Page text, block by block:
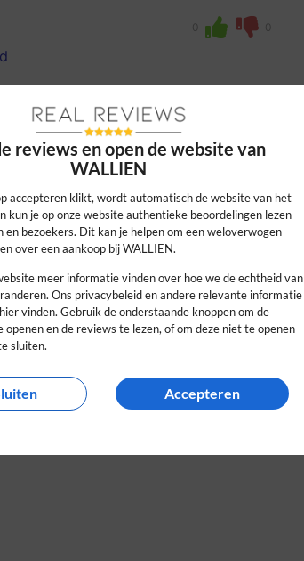
0 0
Echt top voor surfen
in!
0 0
reviews en open de website van
WALLIEN
accepteren klikt, wordt automatisch de website van het
kun je op onze website authentieke beoordelingen lezen
en bezoekers. Dit kan je helpen om een weloverwogen
over een aankoop bij WALLIEN.
meer informatie vinden over hoe we de echtheid van
Ons privacybeleid en andere relevante informatie
vinden. Gebruik de onderstaande knoppen om de
openen en de reviews te lezen, of om deze niet te openen
sluiten.
Accepteren